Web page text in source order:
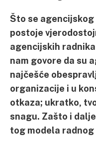
Što se
postoje
agencijskih
nam govore da su
najčešće
organizacije i u
otkaza; ukratko,
snagu. Zašto i
tog modela radnog